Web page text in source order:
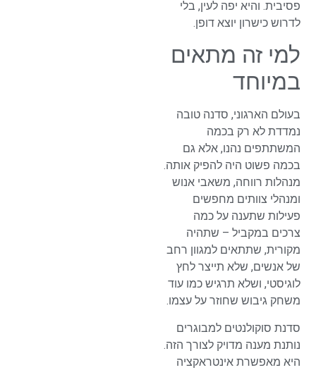
פסיבית. והיא יפה לעין, בלי
לדרוש כישרון יוצא דופן.
למי זה מתאים
במיוחד
בעולם הארגוני, סדנה טובה
נמדדת לא רק בכמה
המשתתפים נהנו, אלא גם
בכמה פשוט היה להפיק אותה.
מנהלות רווחה, משאבי אנוש
ומנהלי צוותים מחפשים
פעילות שתענה על כמה
צרכים במקביל – שתהיה
מקורית, שתתאים למגוון רחב
של אנשים, שלא תייצר לחץ
לוגיסטי, ושלא תרגיש כמו עוד
משחק גיבוש שחוזר על עצמו.
סדנת סוקולנטים למבוגרים
נותנת מענה מדויק לצורך הזה.
היא מאפשרת אינטראקציה